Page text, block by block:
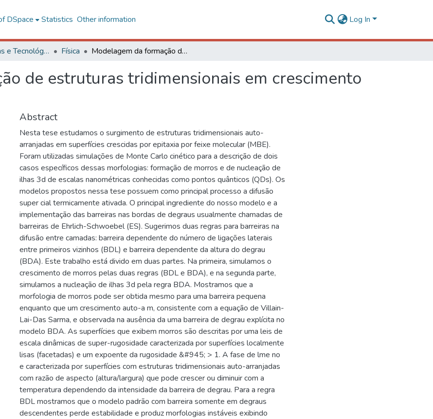
DSpace Statistics Other information Log In
Ciências Exatas e Tecnológicas Física Modelagem da formação de estruturas tridimensionais em crescimento epitaxial
de estruturas tridimensionais em crescimento
Abstract
Nesta tese estudamos o surgimento de estruturas tridimensionais auto-
arranjadas em superfícies crescidas por epitaxia por feixe molecular (MBE).
Foram utilizadas simulações de Monte Carlo cinético para a descrição de dois
casos específicos dessas morfologias: formação de morros e de nucleação de
ilhas 3d de escalas nanométricas conhecidas como pontos quânticos (QDs). Os
modelos propostos nessa tese possuem como principal processo a difusão
super cial termicamente ativada. O principal ingrediente do nosso modelo e a
implementação das barreiras nas bordas de degraus usualmente chamadas de
barreiras de Ehrlich-Schwoebel (ES). Sugerimos duas regras para barreiras na
difusão entre camadas: barreira dependente do número de ligações laterais
entre primeiros vizinhos (BDL) e barreira dependente da altura do degrau
(BDA). Este trabalho está divido em duas partes. Na primeira, simulamos o
crescimento de morros pelas duas regras (BDL e BDA), e na segunda parte,
simulamos a nucleação de ilhas 3d pela regra BDA. Mostramos que a
morfologia de morros pode ser obtida mesmo para uma barreira pequena
enquanto que um crescimento auto-a m, consistente com a equação de Villain-
Lai-Das Sarma, e observada na ausência da uma barreira de degrau explícita no
modelo BDA. As superfícies que exibem morros são descritas por uma leis de
escala dinâmicas de super-rugosidade caracterizada por superfícies localmente
lisas (facetadas) e um expoente da rugosidade &#945; > 1. A fase de lme no
e caracterizada por superfícies com estruturas tridimensionais auto-arranjadas
com razão de aspecto (altura/largura) que pode crescer ou diminuir com a
temperatura dependendo da intensidade da barreira de degrau. Para a regra
BDL mostramos que o modelo padrão com barreira somente em degraus
descendentes perde estabilidade e produz morfologias instáveis exibindo